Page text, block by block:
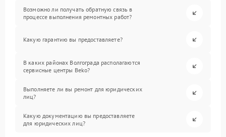
Возможно ли получать обратную связь в
процессе выполнения ремонтных работ?
Какую гарантию вы предоставляете?
В каких районах Волгограда располагаются
сервисные центры Beko?
Выполняете ли вы ремонт для юридических
лиц?
Какую документацию вы предоставляете
для юридических лиц?